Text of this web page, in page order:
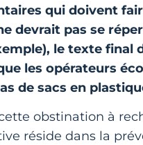
qui doivent
devrait pas se
le texte final
les opérateurs
de sacs en
obstination à
réside dans la